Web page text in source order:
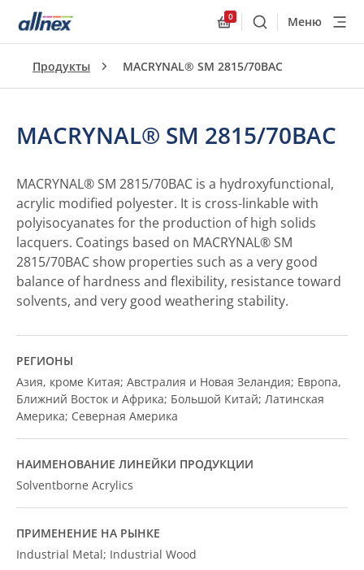
0
ПоискМеню
Продукты MACRYNAL® SM 2815/70BAC
MACRYNAL® SM 2815/70BAC
MACRYNAL® SM 2815/70BAC is a hydroxyfunctional,
acrylic modified polyester. It is cross-linkable with
polyisocyanates for the production of high solids
lacquers. Coatings based on MACRYNAL® SM
2815/70BAC show properties such as a very good
balance of hardness and flexibility, resistance toward
solvents, and very good weathering stability.
РЕГИОНЫ
Азия, кроме Китая; Австралия и Новая Зеландия; Европа,
Ближний Восток и Африка; Большой Китай; Латинская
Америка; Северная Америка
НАИМЕНОВАНИЕ ЛИНЕЙКИ ПРОДУКЦИИ
Solventborne Acrylics
ПРИМЕНЕНИЕ НА РЫНКЕ
Industrial Metal; Industrial Wood